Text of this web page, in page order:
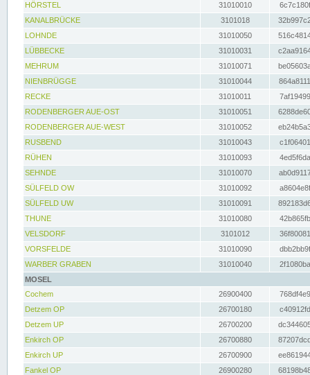
HÖRSTEL
31010010
KANALBRÜCKE
3101018
LOHNDE
31010050
LÜBBECKE
31010031
MEHRUM
31010071
NIENBRÜGGE
31010044
RECKE
31010011
RODENBERGER AUE-OST
31010051
RODENBERGER AUE-WEST
31010052
RUSBEND
31010043
RÜHEN
31010093
SEHNDE
31010070
SÜLFELD OW
31010092
SÜLFELD UW
31010091
THUNE
31010080
VELSDORF
3101012
VORSFELDE
31010090
WARBER GRABEN
31010040
MOSEL
Cochem
26900400
Detzem OP
26700180
Detzem UP
26700200
Enkirch OP
26700880
Enkirch UP
26700900
Fankel OP
26900280